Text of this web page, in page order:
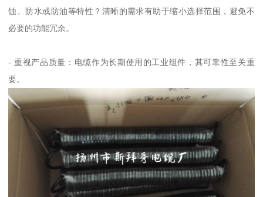
蚀、防水或防油等特性？清晰的需求有助于缩小选择范围，避免不
必要的功能冗余。
- 重视产品质量：电缆作为长期使用的工业组件，其可靠性至关重
要。